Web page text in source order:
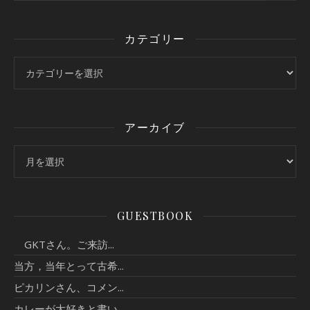
カテゴリー
アーカイブ
GUESTBOOK
GKTさん。ご来訪...
当方，当年とって古希...
ピカリンさん、コメン...